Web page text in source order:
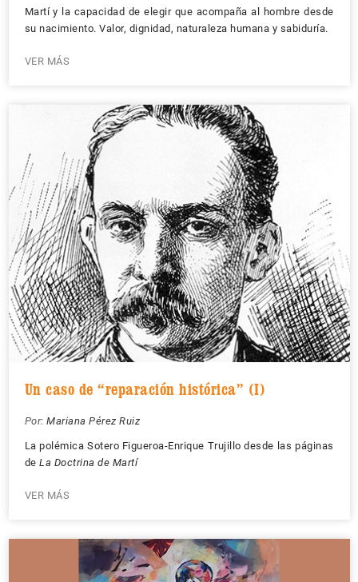
Martí y la capacidad de elegir que acompaña al hombre desde
su nacimiento. Valor, dignidad, naturaleza humana y sabiduría.
VER MÁS
Un caso de “reparación histórica” (I)
Por: Mariana Pérez Ruiz
La polémica Sotero Figueroa-Enrique Trujillo desde las páginas
de La Doctrina de Martí
VER MÁS